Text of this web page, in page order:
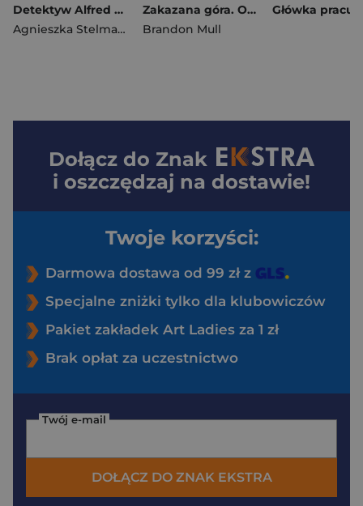
Detektyw Alfred Wiewiór i znikające precle
Agnieszka Stelmaszyk
Zakazana góra. Opiekunowie. Tom 1
Brandon Mull
Dołącz do Znak
i oszczędzaj na dostawie!
Twoje korzyści:
Darmowa dostawa od 99 zł z
Specjalne zniżki tylko dla klubowiczów
Pakiet zakładek Art Ladies za 1 zł
Brak opłat za uczestnictwo
Twój e-mail
DOŁĄCZ DO ZNAK EKSTRA